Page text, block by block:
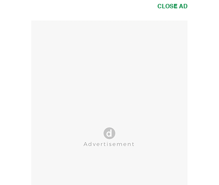
CLOSE AD